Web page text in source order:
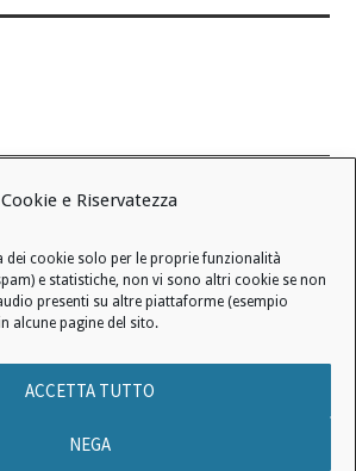
Cookie e Riservatezza
dei cookie solo per le proprie funzionalità
e statistiche, non vi sono altri cookie se non
presenti su altre piattaforme (esempio
alcune pagine del sito.
ACCETTA TUTTO
NEGA
cookie
SUI COOKIE|